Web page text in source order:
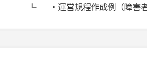
・運営規程作成例（障害